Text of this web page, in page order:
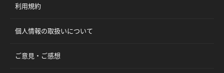
利用規約
個人情報の取扱いについて
ご意見・ご感想